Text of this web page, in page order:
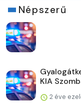
Népszerű
KIA
2 éve